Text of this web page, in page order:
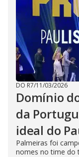
DO R7/11/03/2026
Domínio
da
ideal do
Palmeiras foi
nomes no time do